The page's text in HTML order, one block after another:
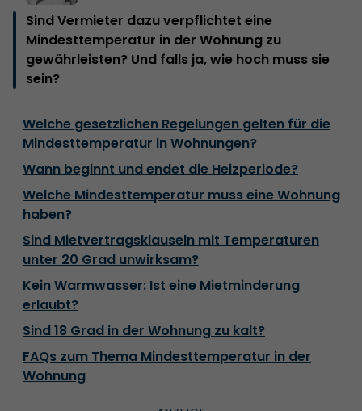
Sind Vermieter dazu verpflichtet eine
Mindesttemperatur in der Wohnung zu
gewährleisten? Und falls ja, wie hoch muss sie
sein?
Welche gesetzlichen Regelungen gelten für die
Mindesttemperatur in Wohnungen?
Wann beginnt und endet die Heizperiode?
Welche Mindesttemperatur muss eine Wohnung
haben?
Sind Mietvertragsklauseln mit Temperaturen
unter 20 Grad unwirksam?
Kein Warmwasser: Ist eine Mietminderung
erlaubt?
Sind 18 Grad in der Wohnung zu kalt?
FAQs zum Thema Mindesttemperatur in der
Wohnung